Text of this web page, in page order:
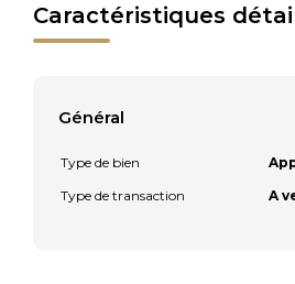
Caractéristiques
Général
Type de bien
Type de transaction
A